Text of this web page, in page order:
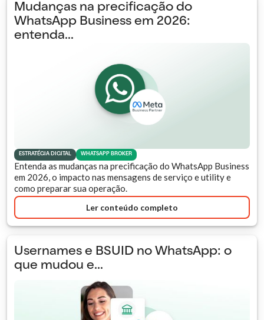
Mudanças na precificação do
WhatsApp Business em 2026:
entenda...
ESTRATÉGIA DIGITAL WHATSAPP BROKER
Entenda as mudanças na precificação do WhatsApp Business
em 2026, o impacto nas mensagens de serviço e utility e
como preparar sua operação.
Ler conteúdo completo
Usernames e BSUID no WhatsApp: o
que mudou e...